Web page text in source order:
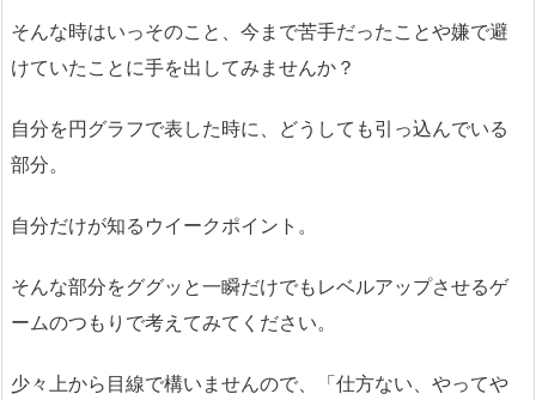
そんな時はいっそのこと、今まで苦手だったことや嫌で避
けていたことに手を出してみませんか？
自分を円グラフで表した時に、どうしても引っ込んでいる
部分。
自分だけが知るウイークポイント。
そんな部分をググッと一瞬だけでもレベルアップさせるゲ
ームのつもりで考えてみてください。
少々上から目線で構いませんので、「仕方ない、やってや